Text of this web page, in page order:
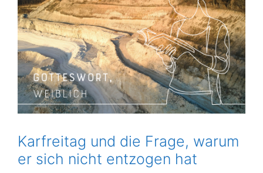
Karfreitag und die Frage, warum
er sich nicht entzogen hat